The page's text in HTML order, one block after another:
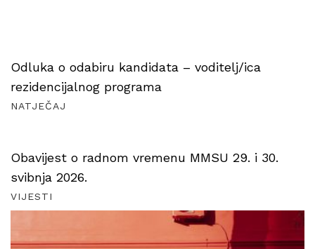
Odluka o odabiru kandidata – voditelj/ica
rezidencijalnog programa
NATJEČAJ
Obavijest o radnom vremenu MMSU 29. i 30.
svibnja 2026.
VIJESTI